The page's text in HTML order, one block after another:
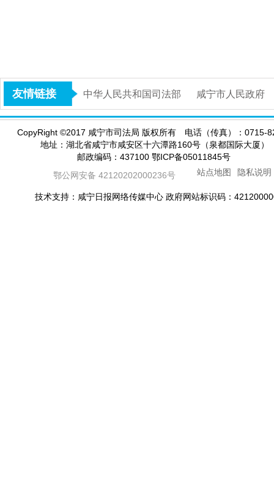
友情链接 中华人民共和国司法部 咸宁市人民政府
CopyRight ©2017 咸宁市司法局 版权所有 电话（传真）：0715-
地址：湖北省咸宁市咸安区十六潭路160号（泉都国际大厦
邮政编码：437100 鄂ICP备05011845号
鄂公网安备 42120202000236号
站点地图 隐私说明
技术支持：咸宁日报网络传媒中心 政府网站标识码：